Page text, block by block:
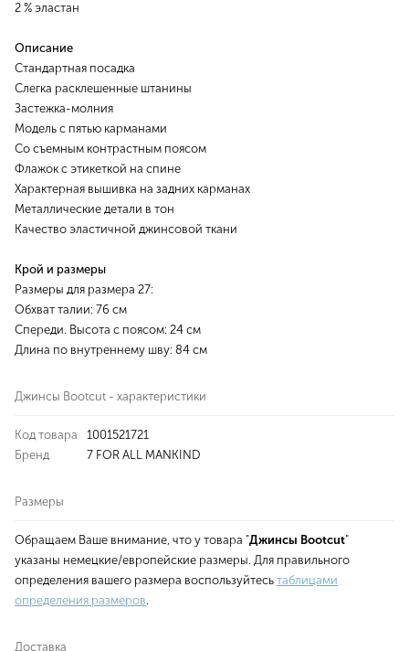
2 % эластан
Описание
Стандартная посадка
Слегка расклешенные штанины
Застежка-молния
Модель с пятью карманами
Со съемным контрастным поясом
Флажок с этикеткой на спине
Характерная вышивка на задних карманах
Металлические детали в тон
Качество эластичной джинсовой ткани
Крой и размеры
Размеры для размера 27:
Обхват талии: 76 см
Спереди. Высота с поясом: 24 см
Длина по внутреннему шву: 84 см
Джинсы Bootcut - характеристики
Код товара
1001521721
Бренд
7 FOR ALL MANKIND
Размеры
Обращаем Ваше внимание, что у товара "Джинсы Bootcut"
указаны немецкие/европейские размеры. Для правильного
определения вашего размера воспользуйтесь таблицами
определения размеров.
Доставка